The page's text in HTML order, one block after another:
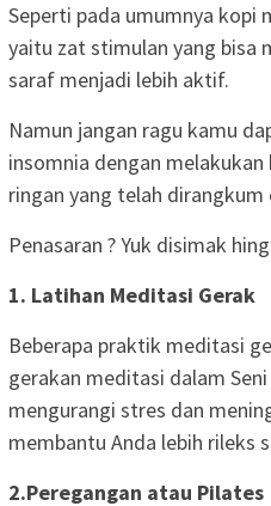
Seperti pada umumnya kopi
yaitu zat stimulan yang bisa
saraf menjadi lebih aktif.
Namun jangan ragu kamu
insomnia dengan melakukan
ringan yang telah dirangkum
Penasaran ? Yuk disimak
1. Latihan Meditasi Gerak
Beberapa praktik meditasi
gerakan meditasi dalam
mengurangi stres dan
membantu Anda lebih rileks
2.Peregangan atau Pilates